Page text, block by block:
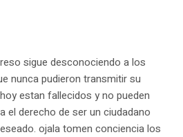
sigue desconociendo a los
nunca pudieron transmitir su
estan fallecidos y no pueden
el derecho de ser un ciudadano
ojala tomen conciencia los